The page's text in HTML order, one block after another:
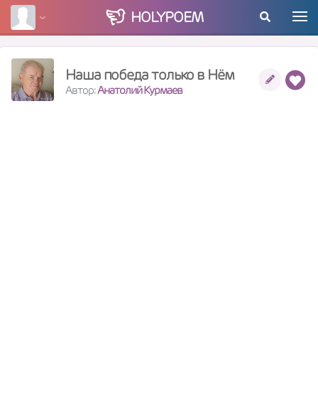
HOLYPOEM
Наша победа только в Нём
Автор:Анатолий Курмаев